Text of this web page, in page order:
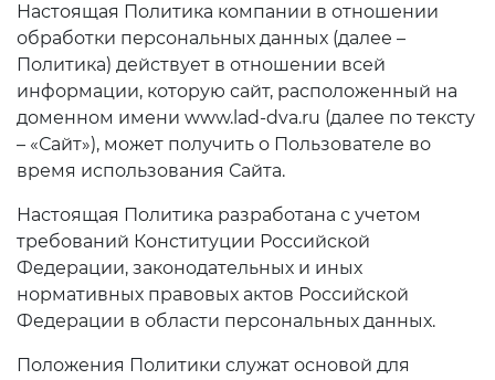
Настоящая Политика компании в отношении
обработки персональных данных (далее –
Политика) действует в отношении всей
информации, которую сайт, расположенный на
доменном имени www.lad-dva.ru (далее по тексту
– «Сайт»), может получить о Пользователе во
время использования Сайта.
Настоящая Политика разработана с учетом
требований Конституции Российской
Федерации, законодательных и иных
нормативных правовых актов Российской
Федерации в области персональных данных.
Положения Политики служат основой для